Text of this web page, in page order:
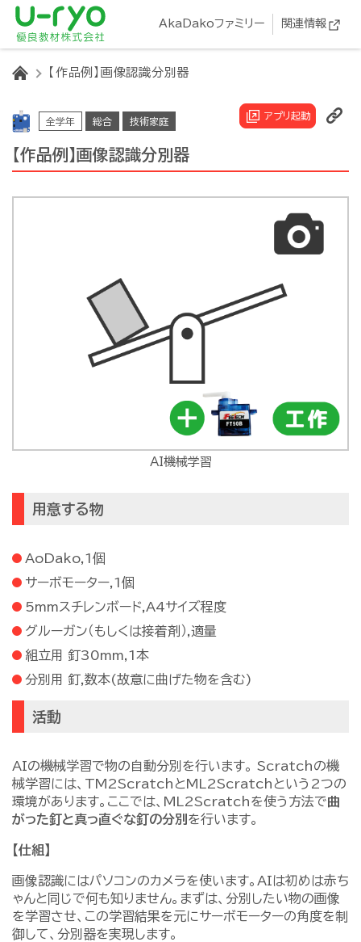
AkaDakoファミリー 関連情報
HOME
【作品例】画像認識分別器
全学年 総合 技術家庭
【作品例】画像認識分別器
アプリ起動
AI機械学習
用意する物
AoDako,1個
サーボモーター,1個
5mmスチレンボード,A4サイズ程度
グルーガン（もしくは接着剤）,適量
組立用 釘30mm,1本
分別用 釘,数本(故意に曲げた物を含む)
活動
AIの機械学習で物の自動分別を行います。 Scratchの機
械学習には、TM2ScratchとML2Scratchという2つの
環境があります。ここでは、ML2Scratchを使う方法で曲
がった釘と真っ直ぐな釘の分別 を行います。
【仕組】
画像認識にはパソコンのカメラを使います。AIは初めは赤ち
ゃんと同じで何も知りません。まずは、分別したい物の画像
を学習させ、この学習結果を元にサーボモーターの角度を制
御して、分別器を実現します。